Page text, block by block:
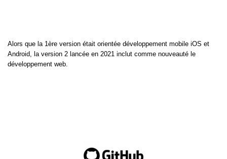
Alors que la 1ère version était orientée développement mobile iOS et
Android, la version 2 lancée en 2021 inclut comme nouveauté le
développement web.